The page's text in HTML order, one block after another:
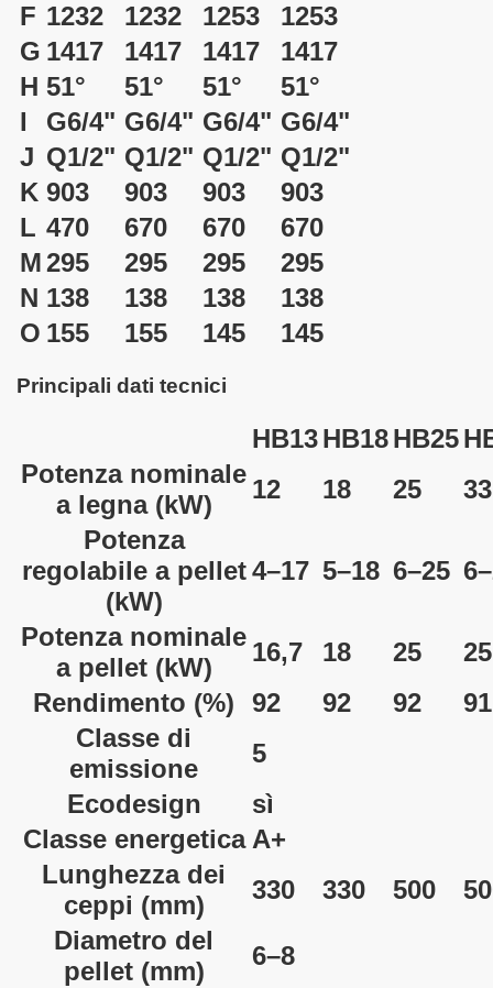
F 1232 1232 1253
1253
G 1417 1417 1417
1417
H 51° 51° 51°
51°
I
G6/4" G6/4" G6/4" G6/4"
J Q1/2" Q1/2" Q1/2" Q1/2"
K 903 903 903
903
L 470 670 670
670
M295 295 295
295
N 138 138 138
138
O 155 155 145 145
Principali dati tecnici
HB13HB18HB25
Potenza nominale
a legna(kW)
12 18 25
33
Potenza
regolabile a pellet
(kW)
4–17 5–18 6–25
Potenza nominale
a pellet(kW)
16,7 18 25
25
Rendimento (%) 92 92 92
91
Classe di
emissione
5
Ecodesign
sì
Classe energetica A+
Lunghezza dei
ceppi (mm)
330 330 500
Diametro del
pellet(mm)
6–8